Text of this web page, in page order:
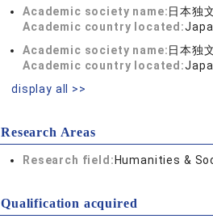
Academic society name:日本独
Academic country located:
Academic society name:日本独
Academic country located:
display all >>
Research Areas
Research field: Humanities &
Qualification acquired